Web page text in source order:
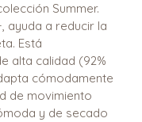
Summer.
ayuda a reducir la
Está
alta calidad (92%
cómodamente
de movimiento
y de secado